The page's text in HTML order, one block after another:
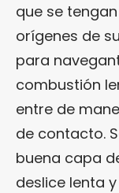
que se
orígenes de
para
combustión
entre de
de contacto.
buena capa
deslice lenta